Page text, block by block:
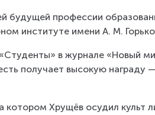
будущей профессии
институте имени А. М.
в журнале «Новый
получает высокую
Хрущёв осудил культ